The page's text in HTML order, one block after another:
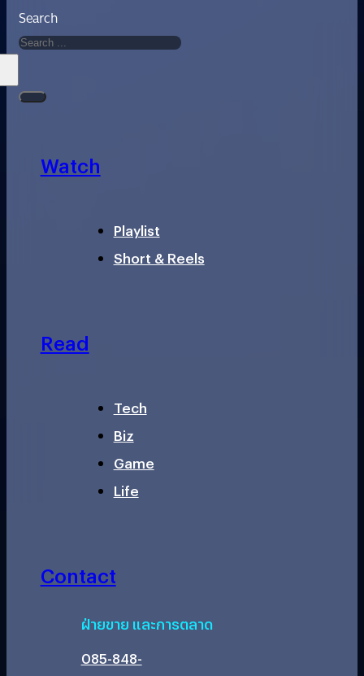
Search
Watch
Playlist
Short & Reels
Read
Tech
Biz
Game
Life
Contact
ฝ่ายขาย และการตลาด
085-848-